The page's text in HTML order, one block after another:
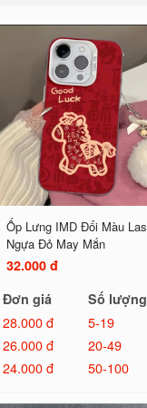
Ốp Lưng IMD Đổi Màu
Ngựa Đỏ May Mắn
32.000 đ
Đơn giá
Số lượng
28.000 đ
5-19
26.000 đ
20-49
24.000 đ
50-100